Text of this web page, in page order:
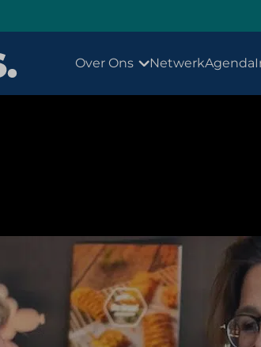
Over Ons NetwerkAgenda